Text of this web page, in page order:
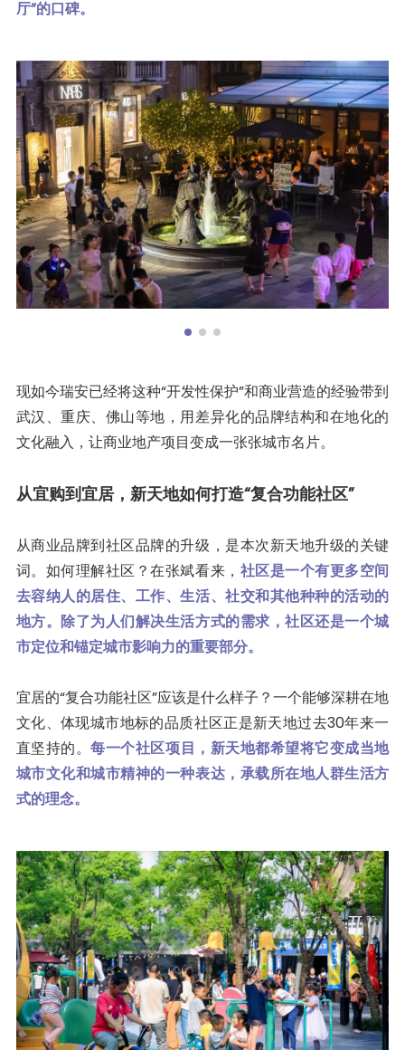
厅”的口碑。
现如今瑞安已经将这种“开发性保护”和商业营造的经验带到
武汉、重庆、佛山等地，用差异化的品牌结构和在地化的
文化融入，让商业地产项目变成一张张城市名片。
从宜购到宜居，新天地如何打造“复合功能社区”
从商业品牌到社区品牌的升级，是本次新天地升级的关键
词。如何理解社区？在张斌看来， 社区是一个有更多空间
去容纳人的居住、工作、生活、社交和其他种种的活动的
地方。除了为人们解决生活方式的需求，社区还是一个城
市定位和锚定城市影响力的重要部分。
宜居的“复合功能社区”应该是什么样子？一个能够深耕在地
文化、体现城市地标的品质社区正是新天地过去30年来一
直坚持的。每一个社区项目，新天地都希望将它变成当地
城市文化和城市精神的一种表达，承载所在地人群生活方
式的理念。